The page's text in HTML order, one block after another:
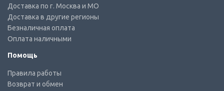
Доставка по г. Москва и МО
Доставка в другие регионы
Безналичная оплата
Оплата наличными
Помощь
Правила работы
Возврат и обмен